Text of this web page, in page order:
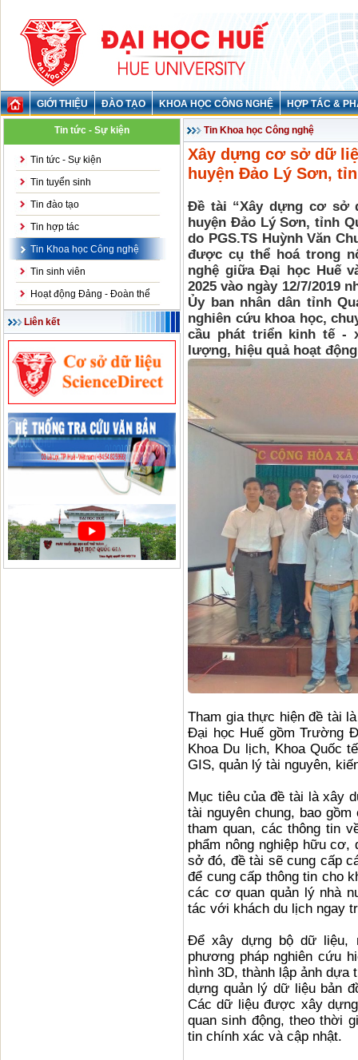
GIỚI THIỆU ĐÀO TẠO KHOA HỌC CÔNG NGHỆ HỢP TÁC &
Tin tức - Sự kiện
Tin tức - Sự kiện
Tin tuyển sinh
Tin đào tạo
Tin hợp tác
Tin Khoa học Công nghệ
Tin sinh viên
Hoạt động Đảng - Đoàn thể
Liên kết
Tin Khoa học Công nghệ
Xây dựng cơ sở dữ
huyện Đảo Lý Sơn,
Đề tài “Xây dựng cơ sở
huyện Đảo Lý Sơn, tỉnh
do PGS.TS Huỳnh Văn
được cụ thể hoá trong
nghệ giữa Đại học Huế
2025 vào ngày 12/7/2019
Ủy ban nhân dân tỉnh
nghiên cứu khoa học,
cầu phát triển kinh tế -
lượng, hiệu quả hoạt
Tham gia thực hiện đề tài
Đại học Huế gồm Trường
Khoa Du lịch, Khoa Quốc
GIS, quản lý tài nguyên,
Mục tiêu của đề tài là xây
tài nguyên chung, bao
tham quan, các thông tin
phẩm nông nghiệp hữu
sở đó, đề tài sẽ cung cấp
để cung cấp thông tin cho
các cơ quan quản lý nhà
tác với khách du lịch ngay
Để xây dựng bộ dữ liệu,
phương pháp nghiên cứu
hình 3D, thành lập ảnh dựa
dựng quản lý dữ liệu bản
Các dữ liệu được xây
quan sinh động, theo thời
tin chính xác và cập nhật.